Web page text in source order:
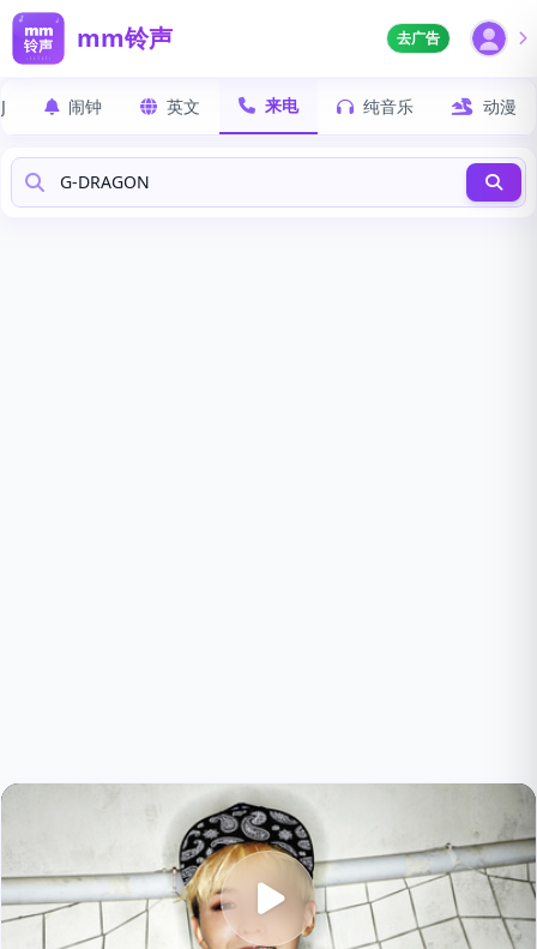
mm铃声 去广告
闹钟 英文 来电 纯音乐 动漫